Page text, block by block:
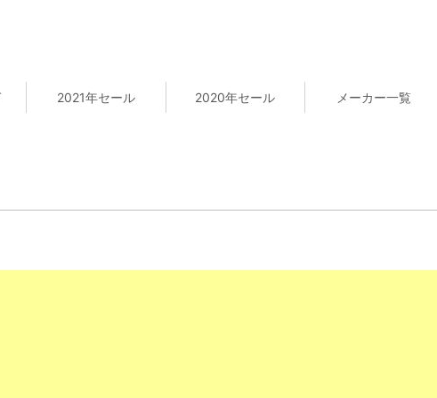
2021年セール 2020年セール メーカー一覧